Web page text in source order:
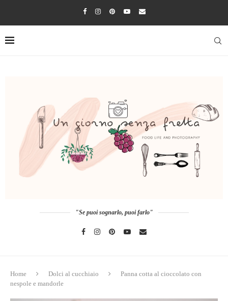
"Se puoi sognarlo, puoi farlo"
Home Dolci al cucchiaio
Panna cotta al cioccolato con
nespole e mandorle